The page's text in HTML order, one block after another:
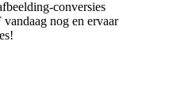
conversies
nog en ervaar